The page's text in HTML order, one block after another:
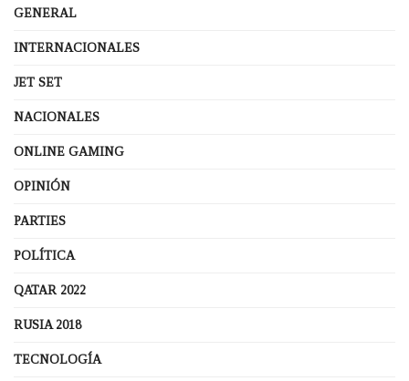
GENERAL
INTERNACIONALES
JET SET
NACIONALES
ONLINE GAMING
OPINIÓN
PARTIES
POLÍTICA
QATAR 2022
RUSIA 2018
TECNOLOGÍA